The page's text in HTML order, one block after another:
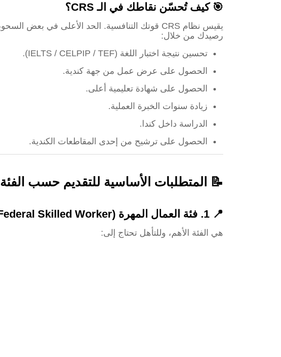
🎯 كيف تُحسّن نقاطك في الـ CRS؟
رصيدك من خلال:
تحسين نتيجة اختبار اللغة (IELTS / CELPIP / TEF).
الحصول على عرض عمل من جهة كندية.
الحصول على شهادة تعليمية أعلى.
زيادة سنوات الخبرة العملية.
الدراسة داخل كندا.
الحصول على ترشيح من إحدى المقاطعات الكندية.
📝 المتطلبات الأساسية للتقديم حسب الفئة
📍 1. فئة العمال المهرة (Federal Skilled Worker)
هي الفئة الأهم، وللتأهل تحتاج إلى: